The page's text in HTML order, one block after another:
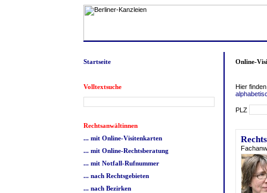
Startseite
Volltextsuche
Rechtsanwältinnen
... mit Online-Visitenkarten
... mit Online-Rechtsberatung
... mit Notfall-Rufnummer
... nach Rechtsgebieten
... nach Bezirken
Online-
Hier
PLZ